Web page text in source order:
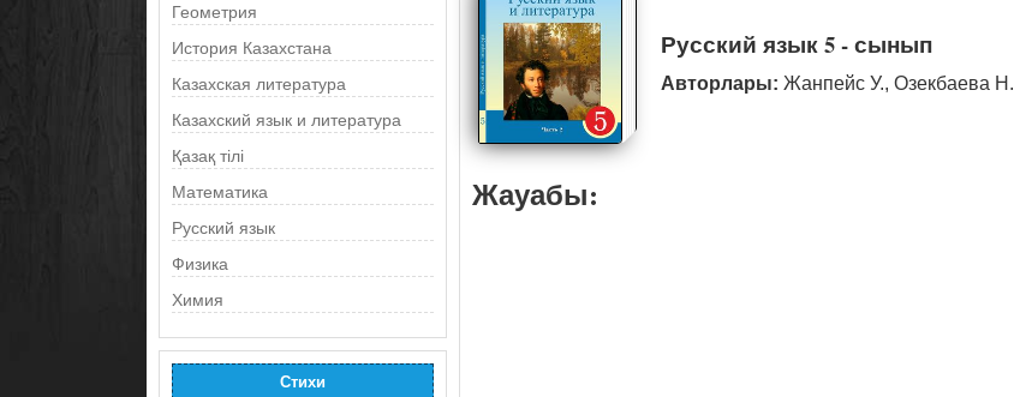
Геометрия
История Казахстана
Казахская литература
Казахский язык и литература
Қазақ тілі
Математика
Русский язык
Физика
Химия
Стихи
Русский язык 5 - сынып
Авторлары: Жанпейс У., Озекбаева Н.
Жауабы: